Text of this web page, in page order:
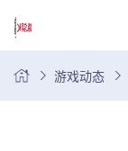
游戏动态